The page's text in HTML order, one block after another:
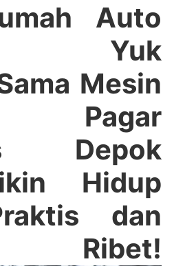
Auto
Yuk
Mesin
Pagar
Depok
Hidup
dan